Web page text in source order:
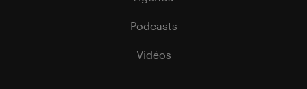
Podcasts
Vidéos